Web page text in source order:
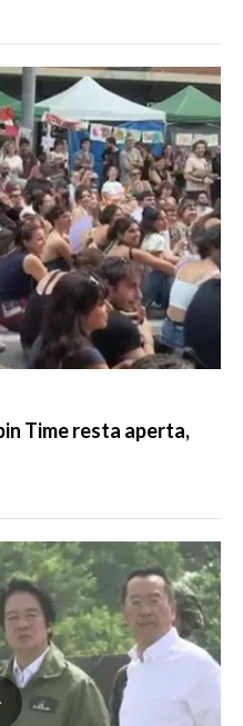
Time resta aperta,